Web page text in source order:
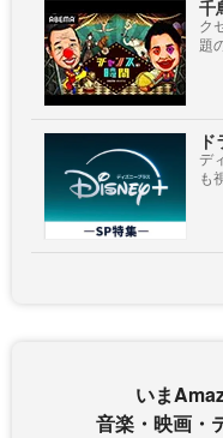
千
ク
題
デ
も
いま
音楽・映画・